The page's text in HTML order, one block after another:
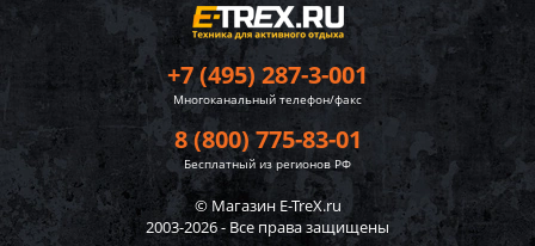
+7 (495) 287-3-001
Многоканальный телефон/факс
8 (800) 775-83-01
Бесплатный из регионов РФ
© Магазин E-TreX.ru
2003-2026 - Все права защищены